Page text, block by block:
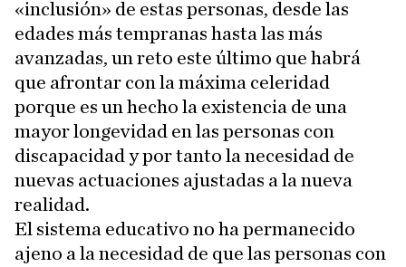
«inclusión» de estas personas, desde las
edades más tempranas hasta las más
avanzadas, un reto este último que habrá
que afrontar con la máxima celeridad
porque es un hecho la existencia de una
mayor longevidad en las personas con
discapacidad y por tanto la necesidad de
nuevas actuaciones ajustadas a la nueva
realidad.
El sistema educativo no ha permanecido
ajeno a la necesidad de que las personas con